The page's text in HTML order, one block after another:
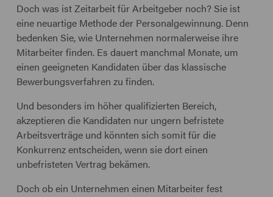
Doch was ist Zeitarbeit für Arbeitgeber noch? Sie ist
eine neuartige Methode der Personalgewinnung. Denn
bedenken Sie, wie Unternehmen normalerweise ihre
Mitarbeiter finden. Es dauert manchmal Monate, um
einen geeigneten Kandidaten über das klassische
Bewerbungsverfahren zu finden.
Und besonders im höher qualifizierten Bereich,
akzeptieren die Kandidaten nur ungern befristete
Arbeitsverträge und könnten sich somit für die
Konkurrenz entscheiden, wenn sie dort einen
unbefristeten Vertrag bekämen.
Doch ob ein Unternehmen einen Mitarbeiter fest